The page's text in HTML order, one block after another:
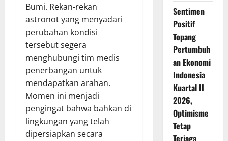
Bumi. Rekan-rekan
astronot yang menyadari
perubahan kondisi
tersebut segera
menghubungi tim medis
penerbangan untuk
mendapatkan arahan.
Momen ini menjadi
pengingat bahwa bahkan di
lingkungan yang telah
dipersiapkan secara
Sentimen
Positif
Topang
Pertumbuh
an Ekonomi
Indonesia
Kuartal II
2026,
Optimisme
Tetap
Terjaga